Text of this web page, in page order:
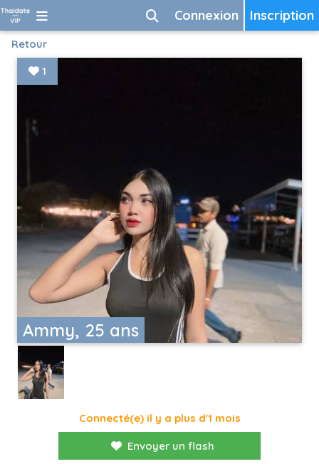
Inscription
Connexion
Retour
Ammy, 25 ans
1
Connecté(e) il y a plus d'1 mois
Envoyer un flash